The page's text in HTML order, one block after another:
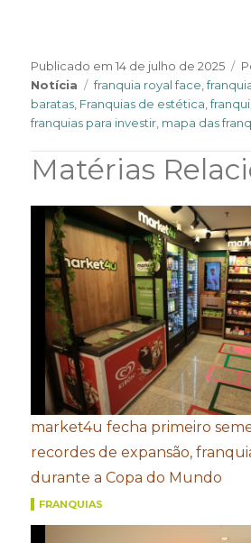
Publicado em14 de julho de 2025
Notícia
Tags
franquia royal face ,
baratas Franquias de estética ,
franquias para investir mapa das
Matérias
market4u fecha primeiro
recordes de expansão,
durante a Copa do Mundo
FRANQUIAS